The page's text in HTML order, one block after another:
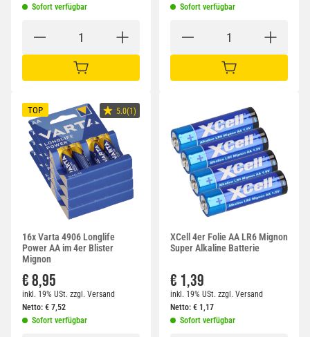
Sofort verfügbar
IN DEN WARENKORB
Sofort verfügbar
IN DEN WARENKORB
TOP 5.0(1)
16x Varta 4906 Longlife
Power AA im 4er Blister
Mignon
€ 8,95
inkl. 19% USt. zzgl. Versand
Netto: € 7,52
Sofort verfügbar
XCell 4er Folie AA LR6 Mignon
Super Alkaline Batterie
€ 1,39
inkl. 19% USt. zzgl. Versand
Netto: € 1,17
Sofort verfügbar